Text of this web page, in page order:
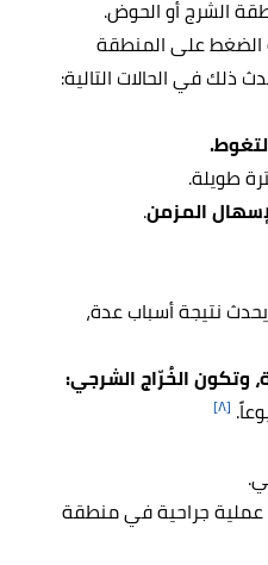
الشرج أو الحوض.
الضغط على المنطقة
ذلك في الحالات التالية:
طويلة.
المزمن.
نتيجة أسباب عدة،
وتكون الخُرّاج الشرجي:
[٨]
عملية جراحية في منطقة